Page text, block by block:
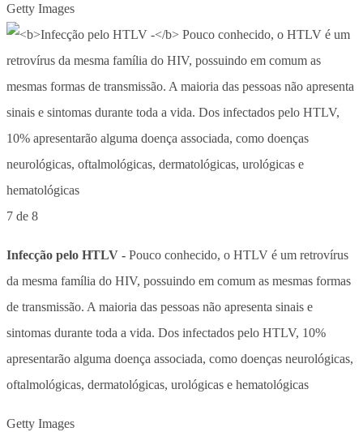
Getty Images
7 de 8
Infecção pelo HTLV - Pouco conhecido, o HTLV é um retrovírus
da mesma família do HIV, possuindo em comum as mesmas formas
de transmissão. A maioria das pessoas não apresenta sinais e
sintomas durante toda a vida. Dos infectados pelo HTLV, 10%
apresentarão alguma doença associada, como doenças neurológicas,
oftalmológicas, dermatológicas, urológicas e hematológicas
Getty Images